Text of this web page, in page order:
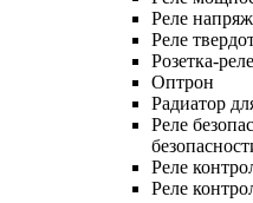
Реле
Реле
Розетка-реле
Оптрон
Радиатор
Реле
Реле
Реле